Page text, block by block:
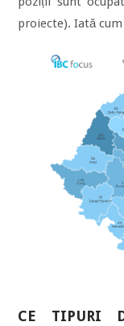
proiecte). Iată
CE TIPURI